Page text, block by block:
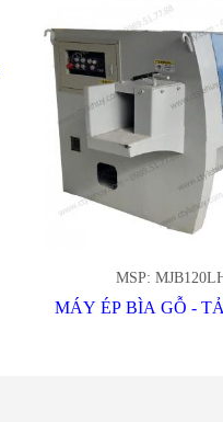
MSP:
MÁY ÉP BÌA GỖ -